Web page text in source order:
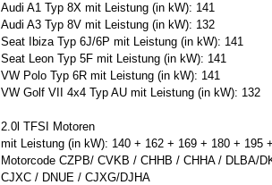
Audi A1 Typ 8X mit Leistung (in kW): 141
Audi A3 Typ 8V mit Leistung (in kW): 132
Seat Ibiza Typ 6J/6P mit Leistung (in kW): 141
Seat Leon Typ 5F mit Leistung (in kW): 141
VW Polo Typ 6R mit Leistung (in kW): 141
VW Golf VII 4x4 Typ AU mit Leistung (in kW): 132
2.0l TFSI Motoren
mit Leistung (in kW): 140 + 162 + 169 + 180 + 195
Motorcode CZPB/ CVKB / CHHB / CHHA / DLBA/
CJXC / DNUE / CJXG/DJHA